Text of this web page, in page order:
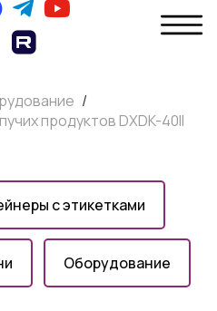
/
продуктов DXDK-40II
с этикетками
Оборудование